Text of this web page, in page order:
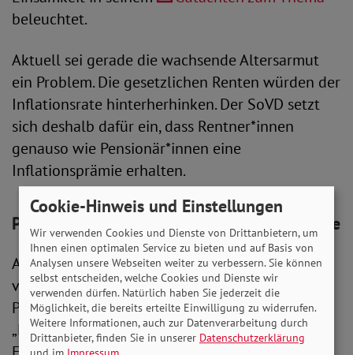
beleuchtet.
Aktuell sei gerade die wachsende Altersarmut
ein Problem. Die gesetzlichen Renten würden der
Inflationsrate hinterherhinken. Der SoVD setzt
sich deshalb dafür ein, dass Rentner*innen
genauso wie Pensionär*innen eine
Inflationsprämie erhalten.
Podiumsdiskussion beleuchtet viele Aspekte
Abschließend wurde das Thema Einsamkeit aus
verschiedenen Perspektiven in einer
Podiumsdiskussion behandelt. Unter dem Titel
„Macht Armut einsam? – Wie unser Sozialstaat
Cookie-Hinweis und Einstellungen
Wir verwenden Cookies und Dienste von Drittanbietern, um
Ihnen einen optimalen Service zu bieten und auf Basis von
Analysen unsere Webseiten weiter zu verbessern. Sie können
selbst entscheiden, welche Cookies und Dienste wir
verwenden dürfen. Natürlich haben Sie jederzeit die
Möglichkeit, die bereits erteilte Einwilligung zu widerrufen.
Weitere Informationen, auch zur Datenverarbeitung durch
Drittanbieter, finden Sie in unserer Datenschutzerklärung